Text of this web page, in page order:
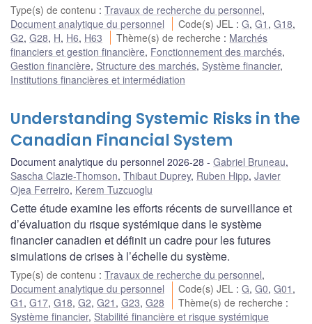
Type(s) de contenu : Travaux de recherche du personnel,
Document analytique du personnel
Code(s) JEL :G,G1 ,G18,
G2, G28, H, H6, H63 Thème(s) de recherche : Marchés
financiers et gestion financière, Fonctionnement des marchés,
Gestion financière, Structure des marchés, Système financier,
Institutions financières et intermédiation
Understanding Systemic Risks in the
Canadian Financial System
Document analytique du personnel 2026-28 Gabriel Bruneau,
Sascha Clazie-Thomson, Thibaut Duprey, Ruben Hipp, Javier
Ojea Ferreiro, Kerem Tuzcuoglu
Cette étude examine les efforts récents de surveillance et
d’évaluation du risque systémique dans le système
financier canadien et définit un cadre pour les futures
simulations de crises à l’échelle du système.
Type(s) de contenu : Travaux de recherche du personnel,
Document analytique du personnel
Code(s) JEL :G,G0,G01 ,
G1 , G17, G18, G2, G21 , G23, G28 Thème(s) de recherche :
Système financier, Stabilité financière et risque systémique